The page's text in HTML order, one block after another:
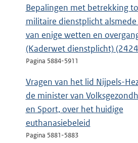
Bepalingen met betrekking
militaire dienstplicht
van enige wetten en
(Kaderwet dienstplicht)
Pagina 5884-5911
Vragen van het lid Nijpels-
de minister van
en Sport, over het huidige
euthanasiebeleid
Pagina 5881-5883